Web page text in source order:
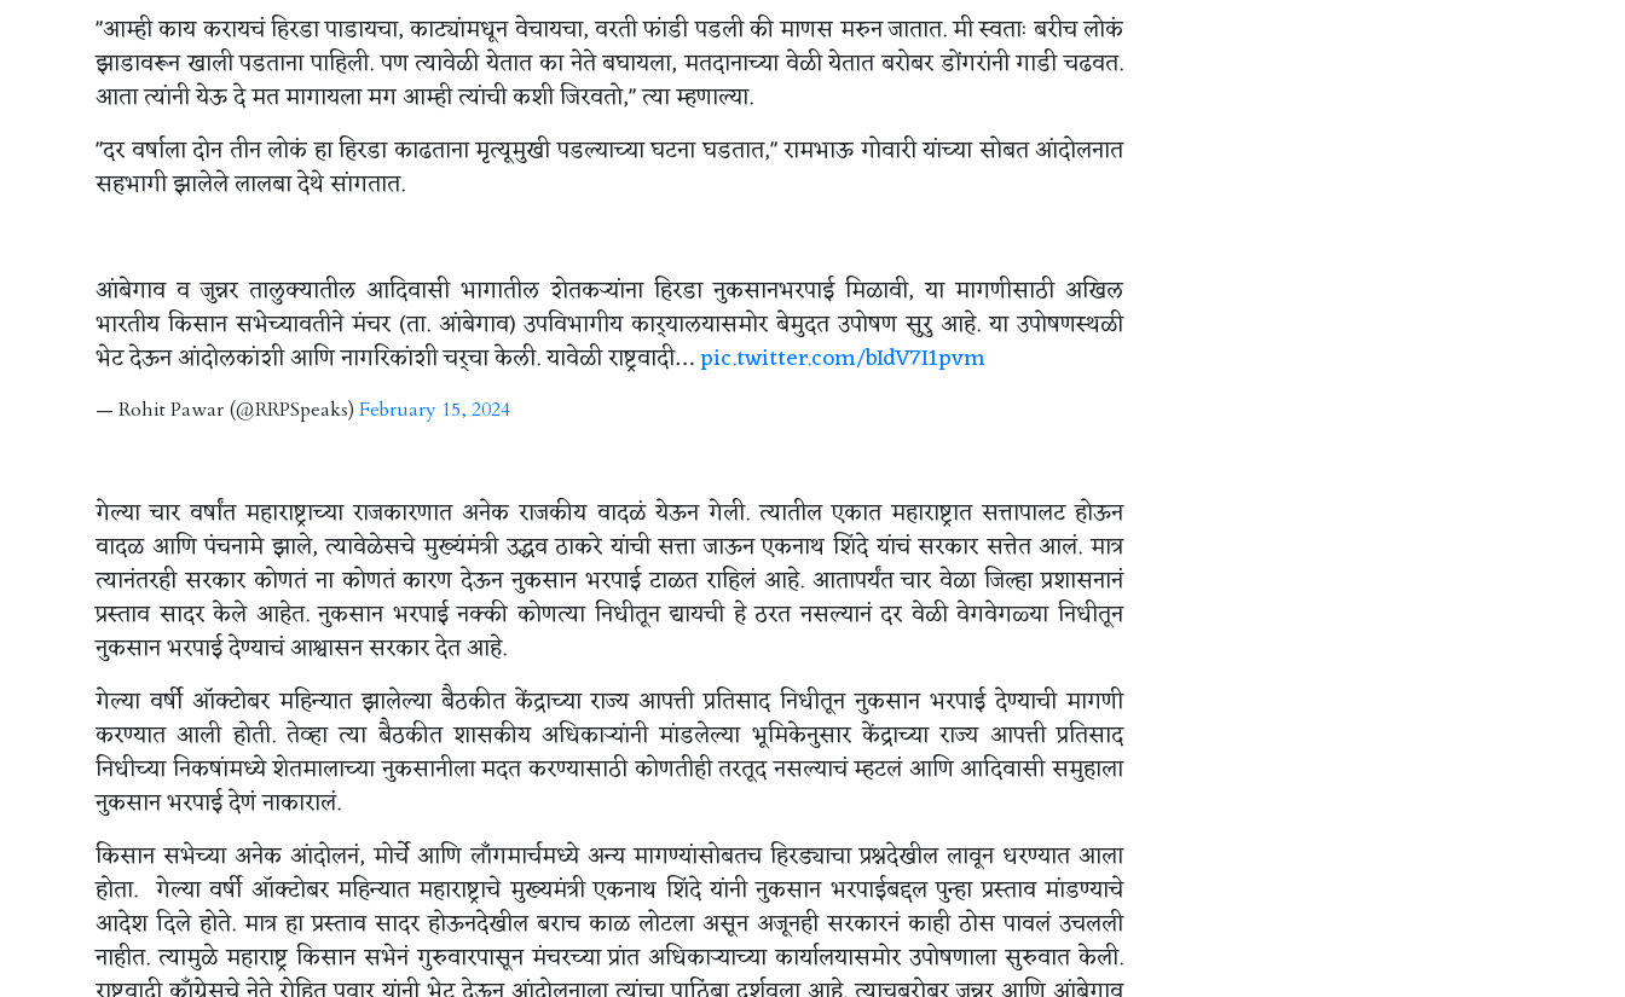
"आम्ही काय करायचं हिरडा पाडायचा, काट्यांमधून वेचायचा, वरती फांडी पडली की माणस मरुन जातात. मी स्वताः बरीच लोकं
झाडावरून खाली पडताना पाहिली. पण त्यावेळी येतात का नेते बघायला, मतदानाच्या वेळी येतात बरोबर डोंगरांनी गाडी चढवत.
आता त्यांनी येऊ दे मत मागायला मग आम्ही त्यांची कशी जिरवतो," त्या म्हणाल्या.
"दर वर्षाला दोन तीन लोकं हा हिरडा काढताना मृत्यूमुखी पडल्याच्या घटना घडतात," रामभाऊ गोवारी यांच्या सोबत आंदोलनात
सहभागी झालेले लालबा देथे सांगतात.
आंबेगाव व जुन्नर तालुक्यातील आदिवासी भागातील शेतकऱ्यांना हिरडा नुकसानभरपाई मिळावी, या मागणीसाठी अखिल
भारतीय किसान सभेच्यावतीने मंचर (ता. आंबेगाव) उपविभागीय कार्यालयासमोर बेमुदत उपोषण सुरु आहे. या उपोषणस्थळी
भेट देऊन आंदोलकांशी आणि नागरिकांशी चर्चा केली. यावेळी राष्ट्रवादी…pic.twitter.com/bIdV7I1pvm
— Rohit Pawar (@RRPSpeaks) February 15, 2024
गेल्या चार वर्षांत महाराष्ट्राच्या राजकारणात अनेक राजकीय वादळं येऊन गेली. त्यातील एकात महाराष्ट्रात सत्तापालट होऊन
वादळ आणि पंचनामे झाले, त्यावेळेसचे मुख्यंमंत्री उद्धव ठाकरे यांची सत्ता जाऊन एकनाथ शिंदे यांचं सरकार सत्तेत आलं. मात्र
त्यानंतरही सरकार कोणतं ना कोणतं कारण देऊन नुकसान भरपाई टाळत राहिलं आहे. आतापर्यंत चार वेळा जिल्हा प्रशासनानं
प्रस्ताव सादर केले आहेत. नुकसान भरपाई नक्की कोणत्या निधीतून द्यायची हे ठरत नसल्यानं दर वेळी वेगवेगळ्या निधीतून
नुकसान भरपाई देण्याचं आश्वासन सरकार देत आहे.
गेल्या वर्षी ऑक्टोबर महिन्यात झालेल्या बैठकीत केंद्राच्या राज्य आपत्ती प्रतिसाद निधीतून नुकसान भरपाई देण्याची मागणी
करण्यात आली होती. तेव्हा त्या बैठकीत शासकीय अधिकाऱ्यांनी मांडलेल्या भूमिकेनुसार केंद्राच्या राज्य आपत्ती प्रतिसाद
निधीच्या निकषांमध्ये शेतमालाच्या नुकसानीला मदत करण्यासाठी कोणतीही तरतूद नसल्याचं म्हटलं आणि आदिवासी समुहाला
नुकसान भरपाई देणं नाकारालं.
किसान सभेच्या अनेक आंदोलनं, मोर्चे आणि लाँगमार्चमध्ये अन्य मागण्यांसोबतच हिरड्याचा प्रश्नदेखील लावून धरण्यात आला
होता. गेल्या वर्षी ऑक्टोबर महिन्यात महाराष्ट्राचे मुख्यमंत्री एकनाथ शिंदे यांनी नुकसान भरपाईबद्दल पुन्हा प्रस्ताव मांडण्याचे
आदेश दिले होते. मात्र हा प्रस्ताव सादर होऊनदेखील बराच काळ लोटला असून अजूनही सरकारनं काही ठोस पावलं उचलली
नाहीत. त्यामुळे महाराष्ट्र किसान सभेनं गुरुवारपासून मंचरच्या प्रांत अधिकाऱ्याच्या कार्यालयासमोर उपोषणाला सुरुवात केली.